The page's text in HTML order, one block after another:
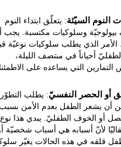
النوم السيّئة: يتعلّق ابتداء النوم
بيولوجيّة وسلوكيات مكتسبة. يجب
الأمر الذي يطلب سلوكيات نوعيّة
أحياناً في منتصف الليلة،
التي يساعده على
أو الحصر النفسيّ: يطلب التطوّر
أن يشعر الطفل بعدم الأمن
أو الخوف الطفليّ. يبدي هذا نوع
لأنّ أسبابه هي أسباب شخصيّة
قلقه في هذه الحالات يغيّر